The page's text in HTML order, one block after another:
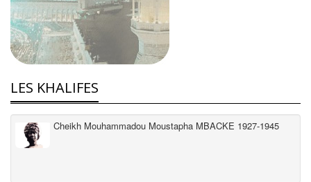
LES KHALIFES
Cheikh Mouhammadou Moustapha MBACKE 1927-1945